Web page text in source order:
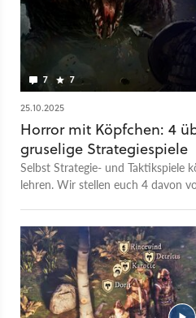
7 7
25.10.2025
Horror mit Köpfchen: 4
gruselige Strategiespiele
Selbst Strategie- und Taktikspiele
lehren. Wir stellen euch 4 davon